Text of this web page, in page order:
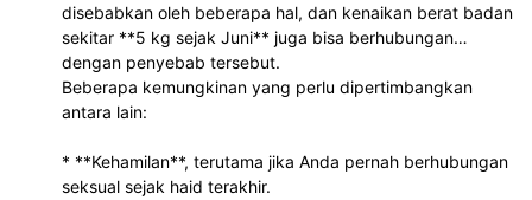
disebabkan oleh beberapa hal, dan kenaikan berat badan
sekitar **5 kg sejak Juni** juga bisa berhubungan
dengan penyebab tersebut.
Beberapa kemungkinan yang perlu dipertimbangkan
antara lain:
* **Kehamilan**, terutama jika Anda pernah berhubungan
seksual sejak haid terakhir.